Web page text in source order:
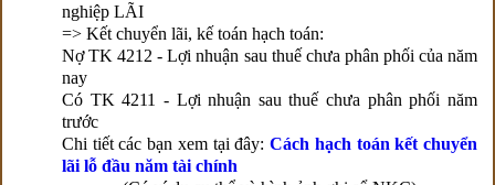
nghiệp LÃI
=> Kết chuyển lãi, kế toán hạch toán:
Nợ TK 4212 - Lợi nhuận sau thuế chưa phân phối của năm
nay
Có TK 4211 - Lợi nhuận sau thuế chưa phân phối năm
trước
Chi tiết các bạn xem tại đây:Cách hạch toán kết chuyển
lãi lỗ đầu năm tài chính